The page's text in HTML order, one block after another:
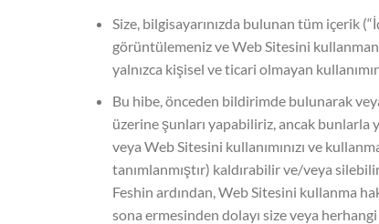
Size, bilgisayarınızda bulunan tüm içerik
görüntülemeniz ve Web Sitesini
yalnızca kişisel ve ticari olmayan
Bu hibe, önceden bildirimde bulunarak
üzerine şunları yapabiliriz, ancak bunlarla
veya Web Sitesini kullanımınızı ve
tanımlanmıştır) kaldırabilir ve/veya
Feshin ardından, Web Sitesini kullanma
sona ermesinden dolayı size veya